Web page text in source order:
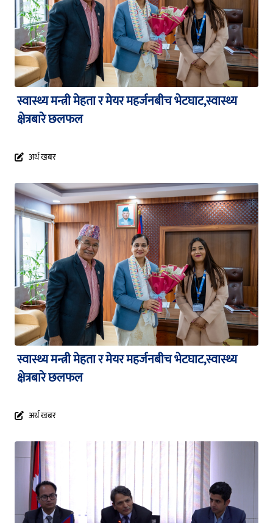
स्वास्थ्य मन्त्री मेहता र मेयर महर्जनबीच भेटघाट,स्वास्थ्य
क्षेत्रबारे छलफल
अर्थ खबर
स्वास्थ्य मन्त्री मेहता र मेयर महर्जनबीच भेटघाट,स्वास्थ्य
क्षेत्रबारे छलफल
अर्थ खबर